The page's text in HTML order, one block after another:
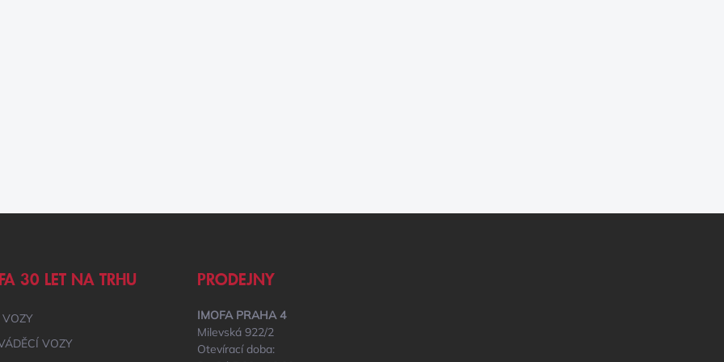
30 LET NA TRHU
VOZY
PRODEJNY
IMOFA PRAHA 4
Milevská 922/2
Otevírací doba: